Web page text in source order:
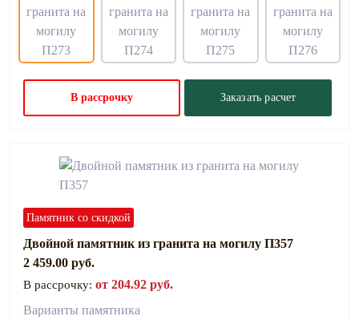
В рассрочку Заказать расчет
Памятник со скидкой
Двойной памятник из гранита на могилу П357
2 459.00 руб.
В рассрочку: от 204.92 руб.
Варианты памятника